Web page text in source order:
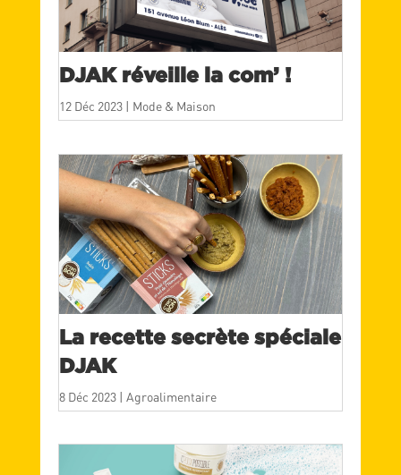
DJAK réveille la com’ !
12 Déc 2023| Mode & Maison
La recette secrète spéciale
DJAK
8 Déc 2023| Agroalimentaire